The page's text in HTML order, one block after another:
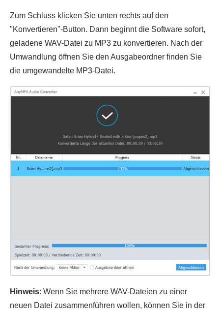
Zum Schluss klicken Sie unten rechts auf den
"Konvertieren"-Button. Dann beginnt die Software sofort,
geladene WAV-Datei zu MP3 zu konvertieren. Nach der
Umwandlung öffnen Sie den Ausgabeordner finden Sie
die umgewandelte MP3-Datei.
Hinweis: Wenn Sie mehrere WAV-Dateien zu einer
neuen Datei zusammenführen wollen, können Sie in der